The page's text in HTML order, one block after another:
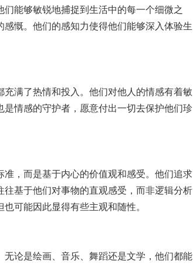
能够敏锐地捕捉到生活中的每一个细微之
慨。他们的感知力使得他们能够深入体验生
满了热情和投入。他们对他人的情感有着敏
情感的守护者，愿意付出一切去保护他们珍
，而是基于内心的价值观和感受。他们追求
基于他们对事物的直观感受，而非逻辑分析
可能因此显得有些主观和随性。
论是绘画、音乐、舞蹈还是文学，他们都能